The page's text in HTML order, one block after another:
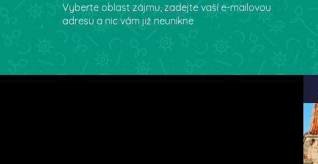
Vyberte oblast zájmu, zadejte vaší e-mailovou
adresu a nic vám již neunikne